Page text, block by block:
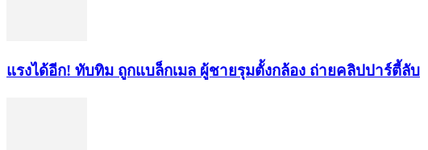
แรงได้อีก! ทับทิม ถูกแบล็กเมล ผู้ชายรุมตั้งกล้อง ถ่ายคลิปปาร์ตี้ลับ